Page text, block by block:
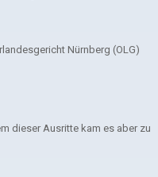
Nürnberg (OLG)
dieser Ausritte kam es aber zu